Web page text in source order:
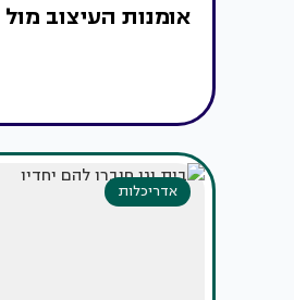
אומנות העיצוב
אדריכלות